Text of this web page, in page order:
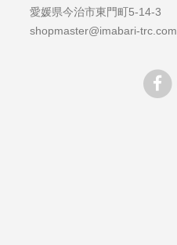
愛媛県今治市東門町5-14-3
shopmaster@imabari-trc.com